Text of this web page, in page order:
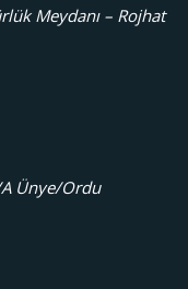
Meydanı – Rojhat
Ünye/Ordu